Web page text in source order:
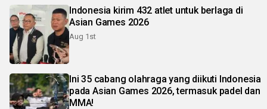
Indonesia kirim 432 atlet untuk berlaga di
Asian Games 2026
Aug 1st
Ini 35 cabang olahraga yang diikuti Indonesia
pada Asian Games 2026, termasuk padel dan
MMA!